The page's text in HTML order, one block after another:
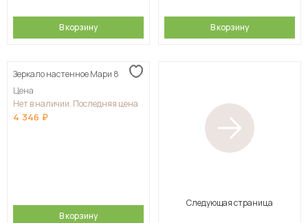
В корзину В корзину
Зеркало настенное Мари 8
Цена
Нет в наличии. Последняя цена
4 346
В корзину
Следующая страница